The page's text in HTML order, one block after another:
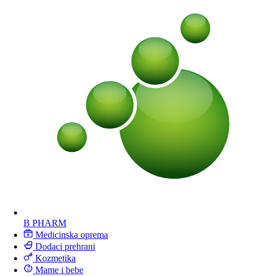
B PHARM
Medicinska oprema
Dodaci prehrani
Kozmetika
Mame i bebe